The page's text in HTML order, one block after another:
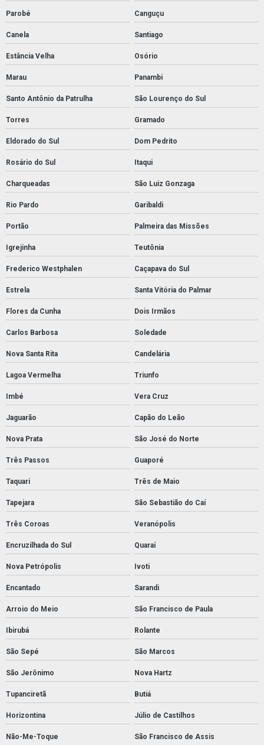
Parobé Canguçu
Canela Santiago
Estância Velha Osório
Marau Panambi
Santo Antônio da Patrulha São Lourenço do Sul
Torres Gramado
Eldorado do Sul Dom Pedrito
Rosário do Sul Itaqui
Charqueadas São Luiz Gonzaga
Rio Pardo Garibaldi
Portão Palmeira das Missões
Igrejinha Teutônia
Frederico Westphalen Caçapava do Sul
Estrela Santa Vitória do Palmar
Flores da Cunha Dois Irmãos
Carlos Barbosa Soledade
Nova Santa Rita Candelária
Lagoa Vermelha Triunfo
Imbé Vera Cruz
Jaguarão Capão do Leão
Nova Prata São José do Norte
Três Passos Guaporé
Taquari Três de Maio
Tapejara São Sebastião do Caí
Três Coroas Veranópolis
Encruzilhada do Sul Quaraí
Nova Petrópolis Ivoti
Encantado Sarandi
Arroio do Meio São Francisco de Paula
Ibirubá Rolante
São Sepé São Marcos
São Jerônimo Nova Hartz
Tupanciretã Butiá
Horizontina Júlio de Castilhos
Não-Me-Toque São Francisco de Assis